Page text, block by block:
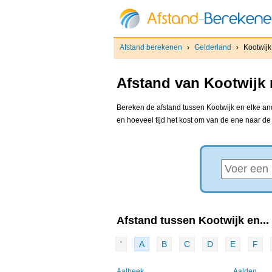
Afstand berekenen › Gelderland › Kootwijk
Afstand van Kootwijk
Bereken de afstand tussen Kootwijk en elke
en hoeveel tijd het kost om van de ene naar
Afstand tussen Kootwijk en...
' A B C D E F